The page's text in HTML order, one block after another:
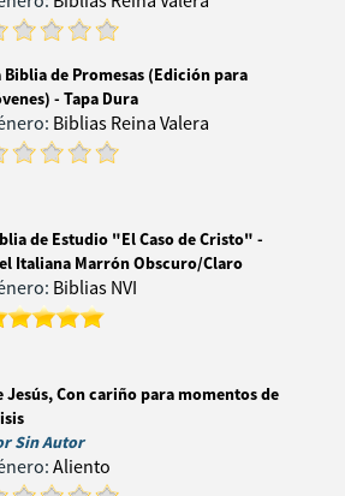
Biblia de Promesas (Edición para
- Tapa Dura
Biblias Reina Valera
de Estudio "El Caso de Cristo" -
Italiana Marrón Obscuro/Claro
Biblias NVI
Jesús, Con cariño para momentos de
Sin Autor
Aliento